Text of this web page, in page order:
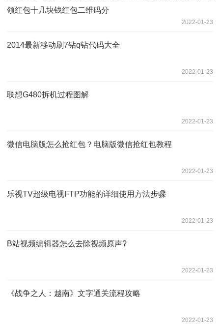
领红包十几块钱红包二维码分
2022-01-23
2014最新移动刷7钻q钻代码大全
2022-01-23
联想G480拆机过程图解
2022-01-23
微信电脑版怎么抢红包？电脑版微信抢红包教程
2022-01-23
乐视TV超级电视FTP功能的详细使用方法步骤
2022-01-23
B站视频编辑器怎么去除视频原声?
2022-01-23
《战争之人：越南》文字通关流程攻略
2022-01-23